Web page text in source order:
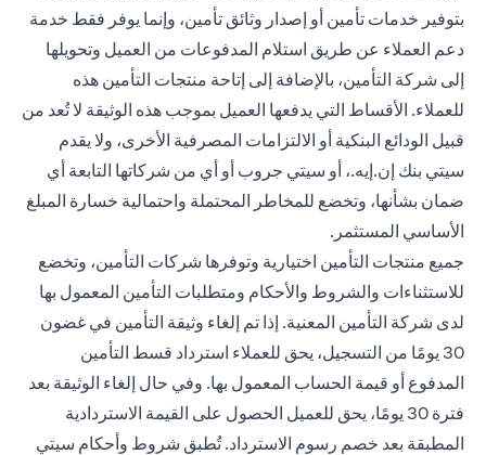
بتوفير خدمات تأمين أو إصدار وثائق تأمين، وإنما يوفر فقط خدمة
دعم العملاء عن طريق استلام المدفوعات من العميل وتحويلها
إلى شركة التأمين، بالإضافة إلى إتاحة منتجات التأمين هذه
للعملاء. الأقساط التي يدفعها العميل بموجب هذه الوثيقة لا تُعد من
قبيل الودائع البنكية أو الالتزامات المصرفية الأخرى، ولا يقدم
سيتي بنك إن.إيه.، أو سيتي جروب أو أي من شركاتها التابعة أي
ضمان بشأنها، وتخضع للمخاطر المحتملة واحتمالية خسارة المبلغ
الأساسي المستثمر.
جميع منتجات التأمين اختيارية وتوفرها شركات التأمين، وتخضع
للاستثناءات والشروط والأحكام ومتطلبات التأمين المعمول بها
لدى شركة التأمين المعنية. إذا تم إلغاء وثيقة التأمين في غضون
30 يومًا من التسجيل، يحق للعملاء استرداد قسط التأمين
المدفوع أو قيمة الحساب المعمول بها. وفي حال إلغاء الوثيقة بعد
فترة 30 يومًا، يحق للعميل الحصول على القيمة الاستردادية
المطبقة بعد خصم رسوم الاسترداد. تُطبق شروط وأحكام سيتي